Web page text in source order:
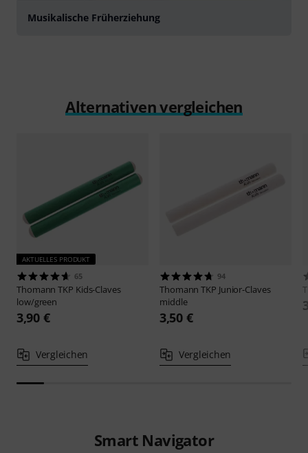
Musikalische Früherziehung
Alternativen vergleichen
AKTUELLES PRODUKT
65
ThomannTKP Kids-Claves
low/green
3,90 €
Vergleichen
94
ThomannTKP Junior-Claves
middle
3,50 €
Vergleichen
Smart Navigator